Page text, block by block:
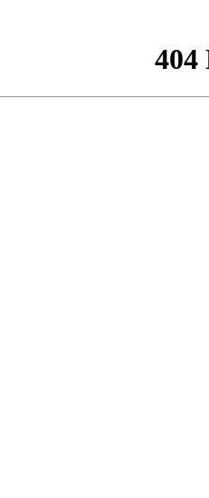
404